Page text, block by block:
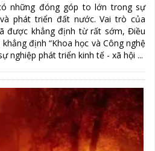
những đóng góp to lớn trong sự
phát triển đất nước. Vai trò của
được khẳng định từ rất sớm, Điều
định “Khoa học và Công nghệ
nghiệp phát triển kinh tế - xã hội ...